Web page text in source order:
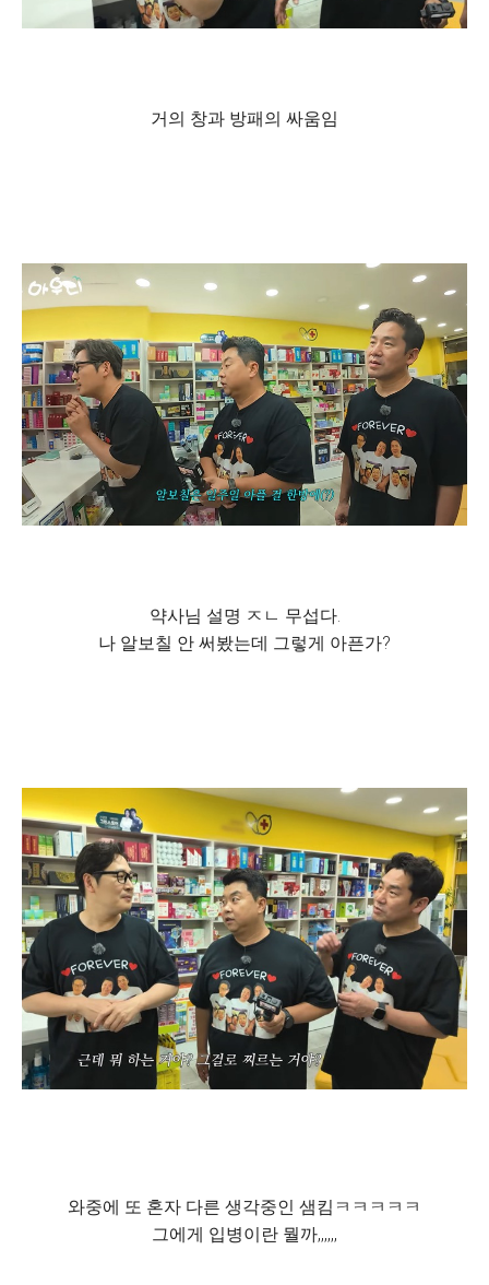
거의 창과 방패의 싸움임
약사님 설명 ㅈㄴ 무섭다.
나 알보칠 안 써봤는데 그렇게 아픈가?
와중에 또 혼자 다른 생각중인 샘킴ㅋㅋㅋㅋㅋ
그에게 입병이란 뭘까,,,,,,